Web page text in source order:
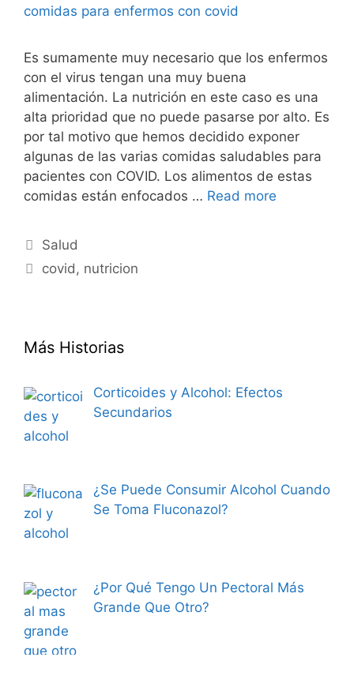
Es sumamente muy necesario que los enfermos
con el virus tengan una muy buena
alimentación. La nutrición en este caso es una
alta prioridad que no puede pasarse por alto. Es
por tal motivo que hemos decidido exponer
algunas de las varias comidas saludables para
pacientes con COVID. Los alimentos de estas
comidas están enfocados … Read more
Categories
Salud
Tags
covid , nutricion
Más Historias
Corticoides y Alcohol: Efectos
Secundarios
¿Se Puede Consumir Alcohol Cuando
Se Toma Fluconazol?
¿Por Qué Tengo Un Pectoral Más
Grande Que Otro?